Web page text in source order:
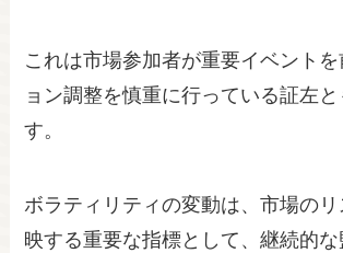
これは市場参加者が重要イベント
ョン調整を慎重に行っている証左と
す。
ボラティリティの変動は、市場のリ
映する重要な指標として、継続的な